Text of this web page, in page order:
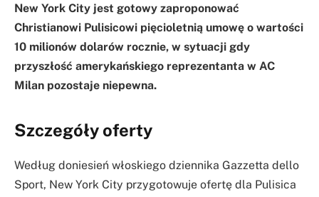
New York City jest gotowy zaproponować
Christianowi Pulisicowi pięcioletnią umowę o wartości
10 milionów dolarów rocznie, w sytuacji gdy
przyszłość amerykańskiego reprezentanta w AC
Milan pozostaje niepewna.
Szczegóły oferty
Według doniesień włoskiego dziennika Gazzetta dello
Sport, New York City przygotowuje ofertę dla Pulisica